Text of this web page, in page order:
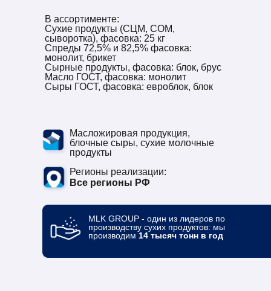
В ассортименте:
Сухие продукты (СЦМ, СОМ,
сыворотка), фасовка: 25 кг
Спреды 72,5% и 82,5% фасовка:
монолит, брикет
Сырные продукты, фасовка: блок, брус
Масло ГОСТ, фасовка: монолит
Сыры ГОСТ, фасовка: евроблок, блок
Регионы реализации:
Все регионы РФ
Масложировая продукция,
блочные сыры, сухие молочные
продукты
MLK GROUP - один из лидеров по
производству сухих продуктов: мы
производим 14 тысяч тонн в год